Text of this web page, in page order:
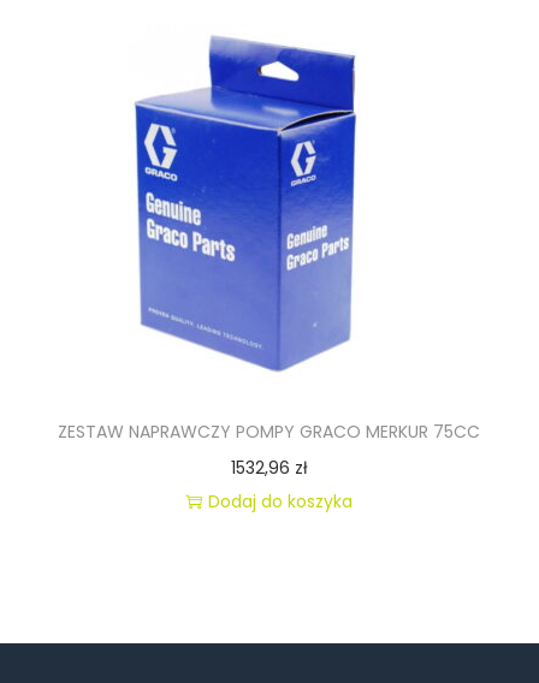
ZESTAW NAPRAWCZY POMPY GRACO MERKUR 75CC
1532,96 zł
Dodaj do koszyka